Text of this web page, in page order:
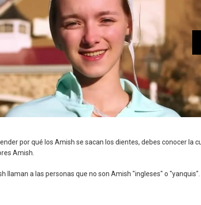
por qué los Amish se sacan los dientes, debes conocer la
Amish.
llaman a las personas que no son Amish "ingleses" o "yanquis".